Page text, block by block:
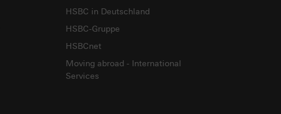
HSBC in Deutschland
HSBC-Gruppe
HSBCnet
Moving abroad - International
Services